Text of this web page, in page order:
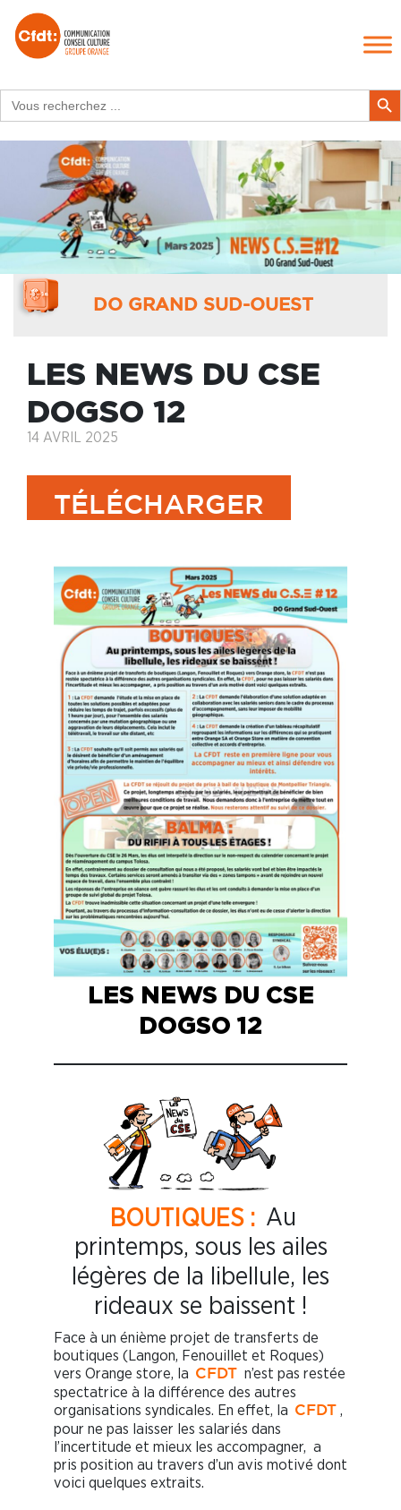
for:
Search
DO GRAND SUD-OUEST
LES NEWS DU CSE
DOGSO 12
14 AVRIL 2025
TÉLÉCHARGER
LES NEWS DU CSE
DOGSO 12
BOUTIQUES : Au
printemps, sous les ailes
légères de la libellule, les
rideaux se baissent !
Face à un énième projet de transferts de
boutiques (Langon, Fenouillet et Roques)
vers Orange store, la CFDT
n’est pas restée
spectatrice à la différence des autres
organisations syndicales. En effet, la CFDT
,
pour ne pas laisser les salariés dans
l’incertitude et mieux les accompagner, a
pris position au travers d’un avis motivé dont
voici quelques extraits.